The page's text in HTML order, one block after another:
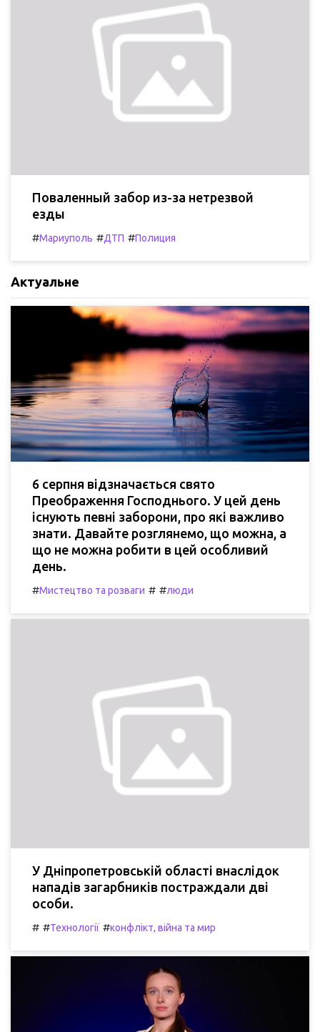
Поваленный забор из-за нетрезвой
езды
#Мариуполь #ДТП #Полиция
Актуальне
6 серпня відзначається свято
Преображення Господнього. У цей день
існують певні заборони, про які важливо
знати. Давайте розглянемо, що можна, а
що не можна робити в цей особливий
день.
#Мистецтво та розваги # #люди
У Дніпропетровській області внаслідок
нападів загарбників постраждали дві
особи.
# #Технології #конфлікт, війна та мир